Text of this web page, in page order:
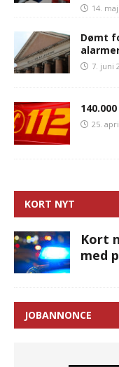
14.
Dømt
7. juni
25.
KORT NYT
Kort
med
JOBANNONCE